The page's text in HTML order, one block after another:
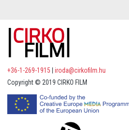
+36-1-269-1915
iroda@cirkofilm.hu
Copyright © 2019 CIRKO FILM